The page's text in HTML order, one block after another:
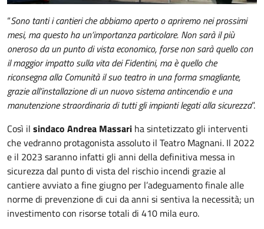
“Sono tanti i cantieri che abbiamo aperto o apriremo nei prossimi
mesi, ma questo ha un’importanza particolare. Non sarà il più
oneroso da un punto di vista economico, forse non sarà quello con
il maggior impatto sulla vita dei Fidentini, ma è quello che
riconsegna alla Comunità il suo teatro in una forma smagliante,
grazie all’installazione di un nuovo sistema antincendio e una
manutenzione straordinaria di tutti gli impianti legati alla sicurezza”.
Così il sindaco Andrea Massari ha sintetizzato gli interventi
che vedranno protagonista assoluto il Teatro Magnani. Il 2022
e il 2023 saranno infatti gli anni della definitiva messa in
sicurezza dal punto di vista del rischio incendi grazie al
cantiere avviato a fine giugno per l’adeguamento finale alle
norme di prevenzione di cui da anni si sentiva la necessità; un
investimento con risorse totali di 410 mila euro.